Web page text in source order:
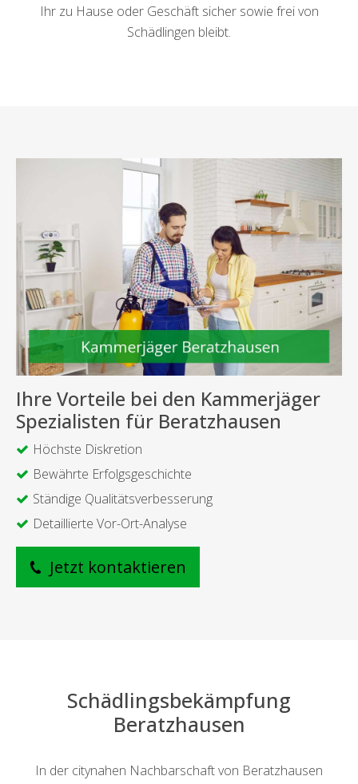
Ihr zu Hause oder Geschäft sicher sowie frei von
Schädlingen bleibt.
Ihre Vorteile bei den Kammerjäger
Spezialisten für Beratzhausen
Höchste Diskretion
Bewährte Erfolgsgeschichte
Ständige Qualitätsverbesserung
Detaillierte Vor-Ort-Analyse
Jetzt kontaktieren
Schädlingsbekämpfung
Beratzhausen
In der citynahen Nachbarschaft von Beratzhausen